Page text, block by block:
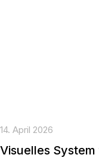
14. April 2026
Visuelles